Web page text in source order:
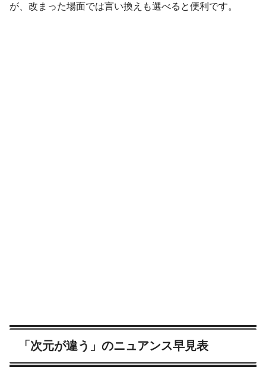
が、改まった場面では言い換えも選べると便利です。
「次元が違う」のニュアンス早見表